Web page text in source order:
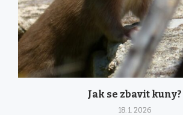
Jak se zbavit kuny?
18. 1. 2026